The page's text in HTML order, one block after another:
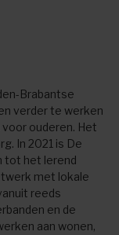
Brabantse
verder te werken
ouderen. Het
In 2021 is De
tot het lerend
met lokale
reeds
en de
aan wonen,